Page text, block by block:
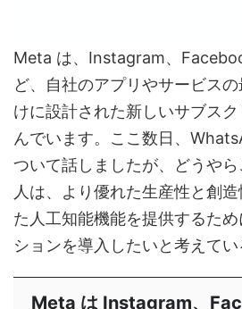
Meta は、Instagram、
ど、自社のアプリやサービス
けに設計された新しいサブス
んでいます。ここ数日、
ついて話しましたが、どうや
人は、より優れた生産性と創
た人工知能機能を提供するた
ションを導入したいと考えてい
Meta は Instagram、